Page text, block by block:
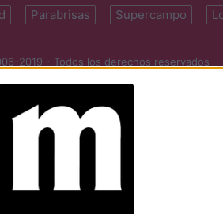
Parabrisas Supercampo
2019 - Todos los derechos reservados
| Propietario: Diario Perfil S.A.